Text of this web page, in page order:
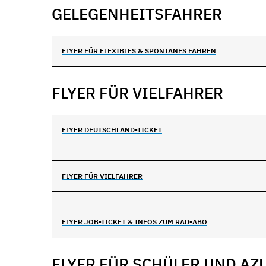
GELEGENHEITSFAHRER
FLYER FÜR FLEXIBLES & SPONTANES FAHREN
FLYER FÜR VIELFAHRER
FLYER DEUTSCHLAND-TICKET
FLYER FÜR VIELFAHRER
FLYER JOB-TICKET & INFOS ZUM RAD-ABO